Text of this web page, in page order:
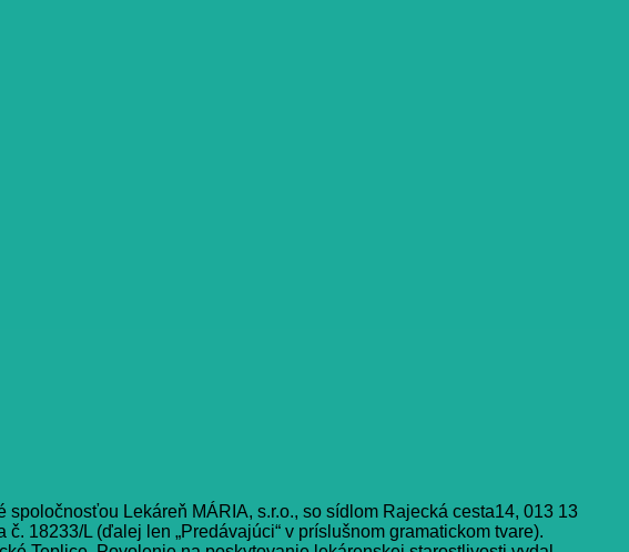
Lekáreň MÁRIA, s.r.o., so sídlom Rajecká cesta14, 013 13
18233/L (ďalej len „Predávajúci“ v príslušnom gramatickom tvare).